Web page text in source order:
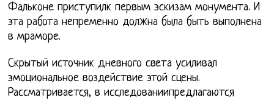
Фальконе приступилк первым эскизам монумента. И
эта работа непременно должна была быть выполнена
в мраморе.
Скрытый источник дневного света усиливал
эмоциональное воздействие этой сцены.
Рассматривается, в исследованиипредлагаются